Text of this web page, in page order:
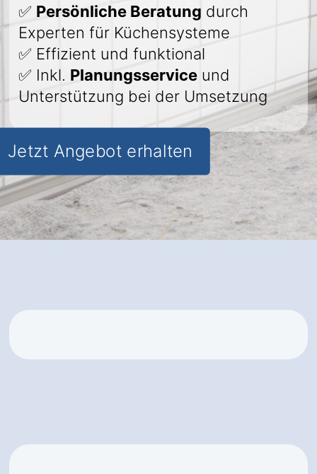
✅ Persönliche Beratung durch
Experten für Küchensysteme
✅ Effizient und funktional
✅ Inkl. Planungsservice und
Unterstützung bei der Umsetzung
Jetzt Angebot erhalten